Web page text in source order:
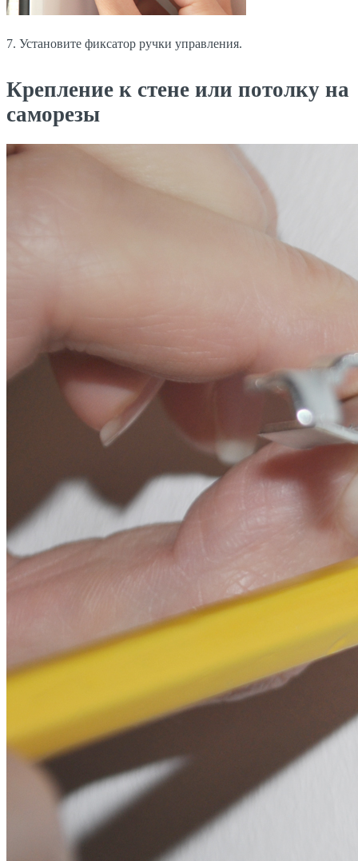
7. Установите фиксатор ручки управления.
Крепление к стене или потолку на
саморезы